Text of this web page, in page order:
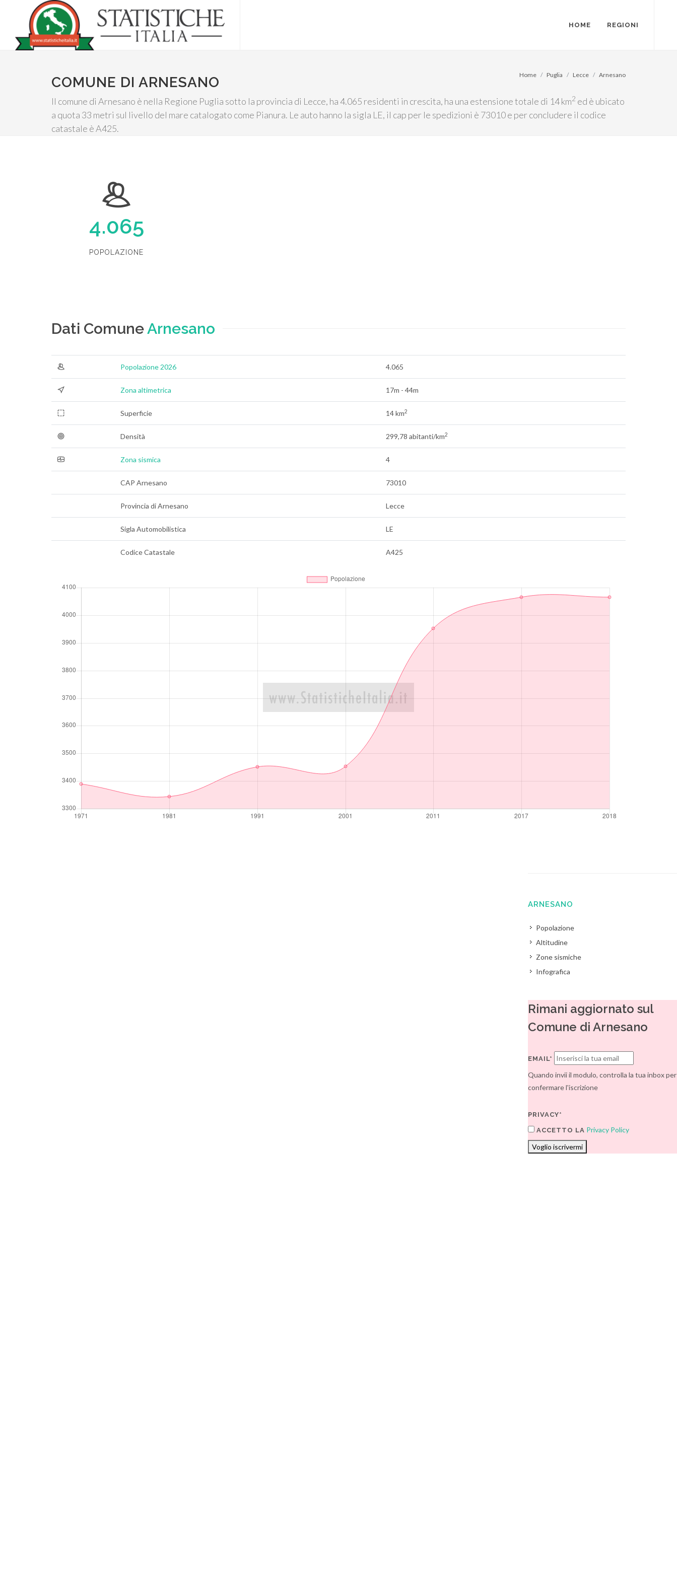
HOME REGIONI
COMUNE DI ARNESANO
Il comune di Arnesano è nella Regione Puglia sotto la provincia di Lecce, ha 4.065 residenti in crescita, ha una estensione totale di 14 km2 ed è ubicato
a quota 33 metri sul livello del mare catalogato come Pianura. Le auto hanno la sigla LE, il cap per le spedizioni è 73010 e per concludere il codice
catastale è A425.
Home Puglia Lecce Arnesano
4.065
POPOLAZIONE
Dati ComuneArnesano
Popolazione 2026 4.065
Zona altimetrica 17m - 44m
Superficie 14 km2
Densità 299,78 abitanti/km2
Zona sismica 4
CAP Arnesano 73010
Provincia di Arnesano Lecce
Sigla Automobilistica LE
Codice Catastale A425
ARNESANO
Popolazione
Altitudine
Zone sismiche
Infografica
Rimani aggiornato sul
Comune di Arnesano
EMAIL*
Quando invii il modulo, controlla la tua inbox per
confermare l'iscrizione
PRIVACY*
ACCETTO LA Privacy Policy
Voglio iscrivermi